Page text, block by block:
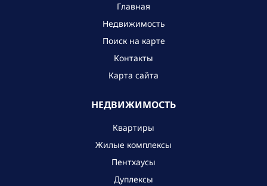
Главная
Недвижимость
Поиск на карте
Контакты
Карта сайта
НЕДВИЖИМОСТЬ
Квартиры
Жилые комплексы
Пентхаусы
Дуплексы